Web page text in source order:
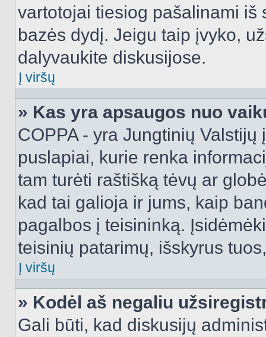
vartotojai tiesiog pašalinami iš
bazės dydį. Jeigu taip įvyko,
dalyvaukite diskusijose.
Į viršų
» Kas yra apsaugos nuo
COPPA - yra Jungtinių
puslapiai, kurie renka
tam turėti raštišką tėvų ar
kad tai galioja ir jums, kaip
pagalbos į teisininką.
teisinių patarimų, išskyrus
Į viršų
» Kodėl aš negaliu
Gali būti, kad diskusijų